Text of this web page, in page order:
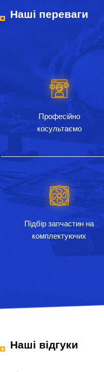
Наші переваги
Професійно
косультаємо
Підбір запчастин на
комплектуючих
Наші відгуки